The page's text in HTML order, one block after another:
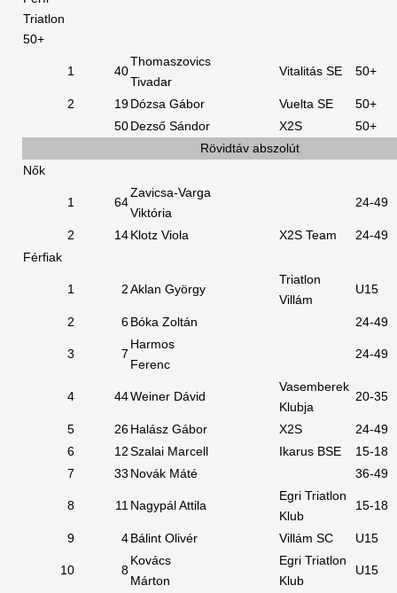
Triatlon
50+
1 40
Thomaszovics
Tivadar
Vitalitás SE 50+
2 19Dózsa Gábor Vuelta SE
50+
50Dezső Sándor X2S
50+
Rövidtáv abszolút
Nők
1 64
Zavicsa-Varga
Viktória
24-49
2 14Klotz Viola X2S Team
24-49
Férfiak
1 2Aklan György
Triatlon
Villám
U15
2 6Bóka Zoltán 24-49
3 7
Harmos
Ferenc
24-49
4 44Weiner Dávid
Vasemberek
Klubja
20-35
5 26Halász Gábor X2S
24-49
6
12Szalai Marcell Ikarus BSE
15-18
7
33 Novák Máté 36-49
8 11 Nagypál Attila
Egri Triatlon
Klub
15-18
9 4Bálint Olivér Villám SC U15
10 8
Kovács
Márton
Egri Triatlon
Klub
U15